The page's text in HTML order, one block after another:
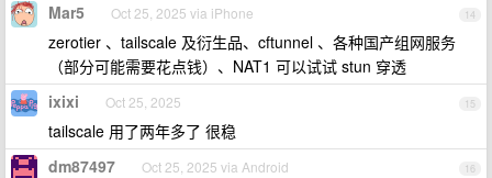
14
Mar5 Oct 25, 2025 via iPhone
zerotier 、tailscale 及衍生品、cftunnel 、各种国产组网服务
（部分可能需要花点钱）、NAT1 可以试试 stun 穿透
15
ixixi Oct 25, 2025
tailscale 用了两年多了 很稳
16
dm87497 Oct 25, 2025 via Android